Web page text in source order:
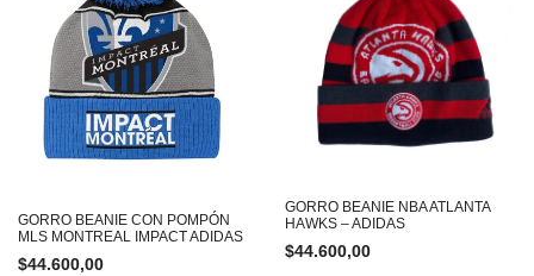
GORRO BEANIE CON POMPÓN
MLS MONTREAL IMPACT ADIDAS
$44.600,00
GORRO BEANIE NBA ATLANTA
HAWKS – ADIDAS
$44.600,00